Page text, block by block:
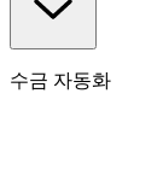
수금 자동화